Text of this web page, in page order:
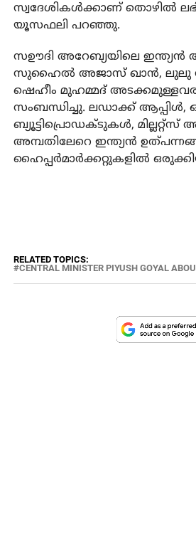
സ്വദേശികള്‍ക്കാണ് തൊഴില്‍
യൂസഫലി പറഞ്ഞു.
സഊദി അറേബ്യയിലെ
സുഹൈല്‍ അജാസ് ഖാന്‍, ലുലു
ഷെഹീം മുഹമ്മദ്
സംബന്ധിച്ചു. ലഡാക്ക് ആപ്പിള്‍,
ബ്യൂട്ടിപ്രൊഡക്ടുകള്‍, മില്ലറ്റ്‌സ്
അമ്പതിലേറെ ഇന്ത്യന്‍
ഹൈപ്പര്‍മാര്‍ക്കറ്റുകളില്‍
RELATED TOPICS:
CENTRAL MINISTER PIYUSH GOYAL